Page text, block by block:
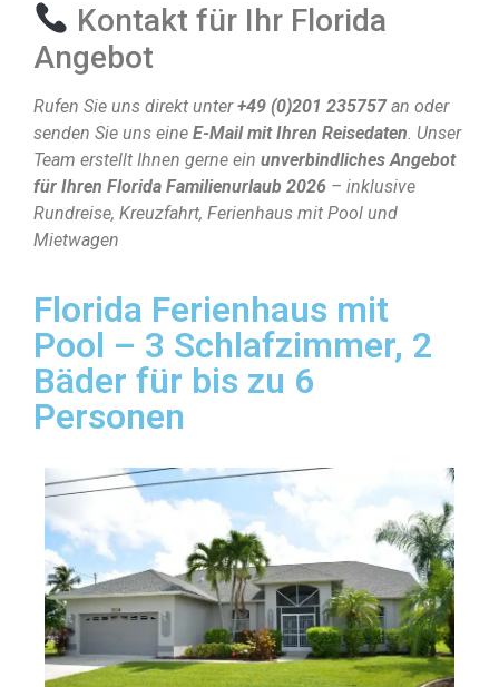
Kontakt für Ihr Florida
Angebot
Rufen Sie uns direkt unter+49 (0)201 235757an oder
senden Sie uns eine E-Mail mit Ihren Reisedaten . Unser
Team erstellt Ihnen gerne ein unverbindliches Angebot
für Ihren Florida Familienurlaub 2026 – inklusive
Rundreise, Kreuzfahrt, Ferienhaus mit Pool und
Mietwagen
Florida Ferienhaus mit
Pool – 3 Schlafzimmer, 2
Bäder für bis zu 6
Personen